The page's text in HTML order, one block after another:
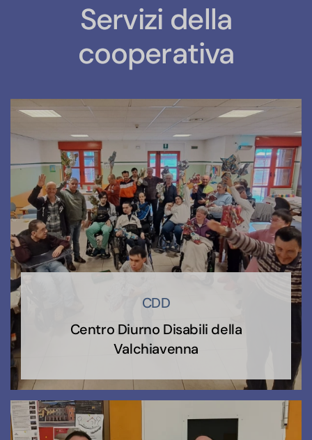
Servizi della
cooperativa
CDD
Centro Diurno Disabili della
Valchiavenna